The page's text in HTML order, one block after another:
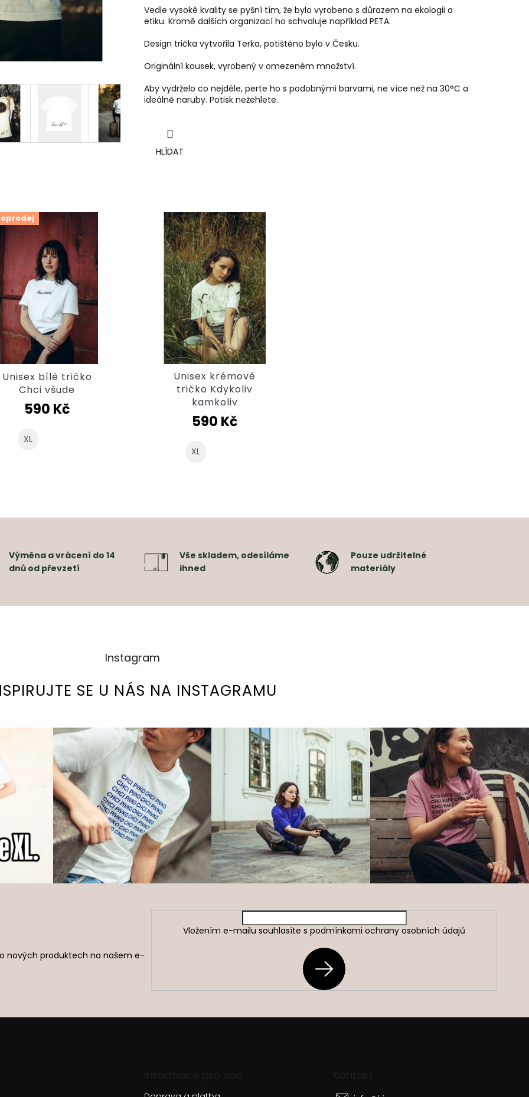
Vedle vysoké kvality se pyšní tím, že bylo vyrobeno s důrazem na ekologii a
etiku. Kromě dalších organizací ho schvaluje například PETA.
Design trička vytvořila Terka, potištěno bylo v Česku.
Originální kousek, vyrobený v omezeném množství.
Aby vydrželo co nejdéle, perte ho s podobnými barvami, ne více než na 30°C a
ideálně naruby. Potisk nežehlete.
HLÍDAT
Unisex bílé tričko
Chci všude
590 Kč
XL
Unisex krémové
tričko Kdykoliv
kamkoliv
590 Kč
XL
Výměna a vrácení do 14
dnů od převzetí
Vše skladem, odesíláme
ihned
Pouze udržitelné
materiály
Instagram
SE U NÁS NA INSTAGRAMU
nových produktech na našem e-
Vložením e-mailu souhlasíte s podmínkami ochrany osobních údajů
PŘIHLÁSIT
SE